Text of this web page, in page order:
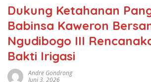
Dukung Ketahanan
Babinsa Kaweron
Ngudibogo III
Bakti Irigasi
Andre Gondrong
Juni 3, 2026